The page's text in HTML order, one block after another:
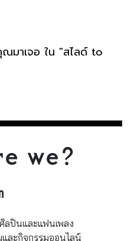
ณมาเจอ ใน "สไลด์ to
we?
ลปินและแฟนเพลง
ละกิจกรรมออนไลน์